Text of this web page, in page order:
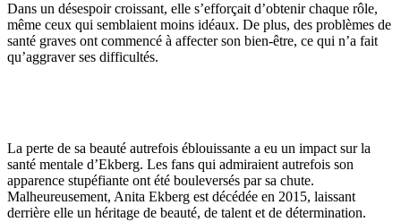
Dans un désespoir croissant, elle s’efforçait d’obtenir chaque rôle,
même ceux qui semblaient moins idéaux. De plus, des problèmes de
santé graves ont commencé à affecter son bien-être, ce qui n’a fait
qu’aggraver ses difficultés.
La perte de sa beauté autrefois éblouissante a eu un impact sur la
santé mentale d’Ekberg. Les fans qui admiraient autrefois son
apparence stupéfiante ont été bouleversés par sa chute.
Malheureusement, Anita Ekberg est décédée en 2015, laissant
derrière elle un héritage de beauté, de talent et de détermination.